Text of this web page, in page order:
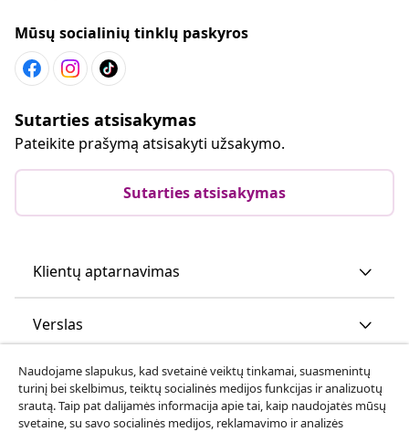
Mūsų socialinių tinklų paskyros
Sutarties atsisakymas
Pateikite prašymą atsisakyti užsakymo.
Sutarties atsisakymas
Klientų aptarnavimas
Verslas
vidaXL
Naudojame slapukus, kad svetainė veiktų tinkamai, suasmenintų
turinį bei skelbimus, teiktų socialinės medijos funkcijas ir analizuotų
srautą. Taip pat dalijamės informacija apie tai, kaip naudojatės mūsų
svetaine, su savo socialinės medijos, reklamavimo ir analizės